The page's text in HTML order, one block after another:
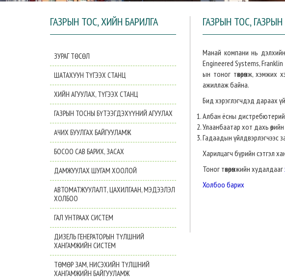
ГАЗРЫН ТОС, ХИЙН БАРИЛГА
ЗУРАГ ТӨСӨЛ
ШАТАХУУН ТҮГЭЭХ СТАНЦ
ХИЙН АГУУЛАХ, ТҮГЭЭХ СТАНЦ
ГАЗРЫН ТОСНЫ БҮТЭЭГДЭХҮҮНИЙ АГУУЛАХ
АЧИХ БУУЛГАХ БАЙГУУЛАМЖ
БОСОО САВ БАРИХ, ЗАСАХ
ДАМЖУУЛАХ ШУГАМ ХООЛОЙ
АВТОМАТЖУУЛАЛТ, ЦАХИЛГААН, МЭДЭЭЛЭЛ
ХОЛБОО
ГАЛ УНТРААХ СИСТЕМ
ДИЗЕЛЬ ГЕНЕРАТОРЫН ТҮЛШНИЙ
ХАНГАМЖИЙН СИСТЕМ
ТӨМӨР ЗАМ, НИСЭХИЙН ТҮЛШНИЙ
ХАНГАМЖИЙН БАЙГУУЛАМЖ
ГАЗРЫН ТОС,
Манай компани нь дэлхийн
Engineered Systems,
ын тоног төхөөрөмж,
ажиллаж байна.
Бид хэрэглэгчдэд дараах
Албан ёсны дистребютерийн
Улаанбаатар хот дахь
Гадаадын үйлдвэрлэгчээс
Харилцагч бүрийн сэтгэл
Тоног төхөөрөмжийн худалдааг
Холбоо барих